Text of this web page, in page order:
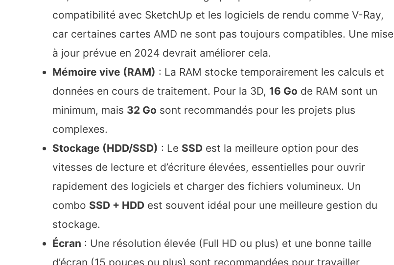
compatibilité avec SketchUp et les logiciels de rendu comme V-Ray,
car certaines cartes AMD ne sont pas toujours compatibles. Une mise
à jour prévue en 2024 devrait améliorer cela.
Mémoire vive (RAM) : La RAM stocke temporairement les calculs et
données en cours de traitement. Pour la 3D, 16 Go de RAM sont un
minimum, mais 32 Go sont recommandés pour les projets plus
complexes.
Stockage (HDD/SSD) : Le SSD est la meilleure option pour des
vitesses de lecture et d’écriture élevées, essentielles pour ouvrir
rapidement des logiciels et charger des fichiers volumineux. Un
combo SSD + HDD est souvent idéal pour une meilleure gestion du
stockage.
Écran : Une résolution élevée (Full HD ou plus) et une bonne taille
d’écran (15 pouces ou plus) sont recommandées pour travailler